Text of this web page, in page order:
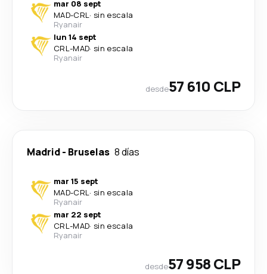
mar 08 sept
MAD-CRL· sin escala
Ryanair
lun 14 sept
CRL-MAD· sin escala
Ryanair
desde57 610 CLP
Madrid- Bruselas 8 días
mar 15 sept
MAD-CRL· sin escala
Ryanair
mar 22 sept
CRL-MAD· sin escala
Ryanair
desde57 958 CLP